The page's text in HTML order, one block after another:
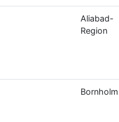
Aliabad-
Region
Bornholm